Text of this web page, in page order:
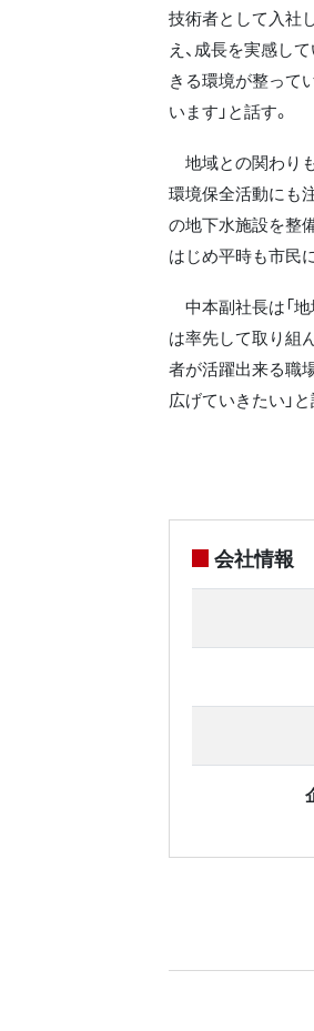
技術者として入社
え、成長を実感し
きる環境が整って
います」と話す。
地域との関わり
環境保全活動にも
の地下水施設を整
はじめ平時も市民
中本副社長は「
は率先して取り組
者が活躍出来る職
広げていきたい」と
会社情報